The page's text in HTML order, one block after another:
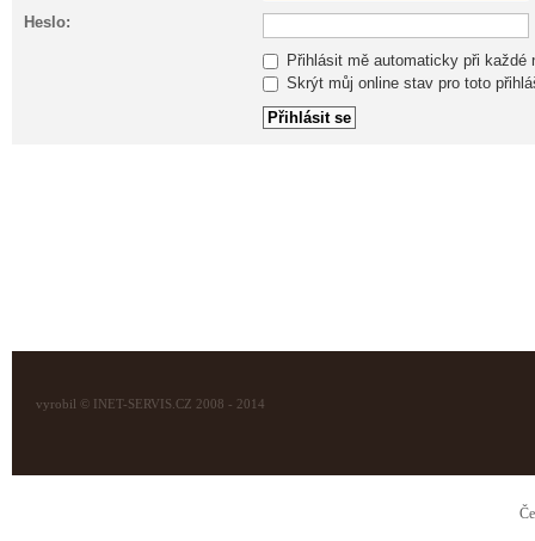
Heslo:
Přihlásit mě automaticky při každé
Skrýt můj online stav pro toto
vyrobil © INET-SERVIS.CZ 2008 - 2014